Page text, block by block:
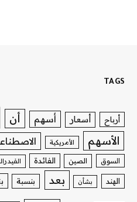
TAGS
أرباح أسعار أسهم أن
الأسهم الأمريكية
السوق الصين الفائدة
الهند بشأن بعد بنسبة